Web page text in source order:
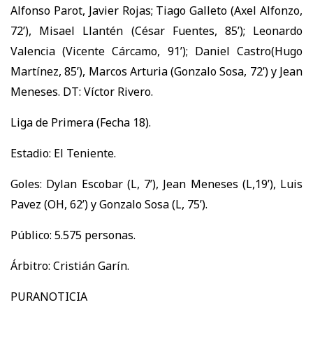
Alfonso Parot, Javier Rojas; Tiago Galleto (Axel Alfonzo,
72’), Misael Llantén (César Fuentes, 85’); Leonardo
Valencia (Vicente Cárcamo, 91’); Daniel Castro(Hugo
Martínez, 85’), Marcos Arturia (Gonzalo Sosa, 72’) y Jean
Meneses. DT: Víctor Rivero.
Liga de Primera (Fecha 18).
Estadio: El Teniente.
Goles: Dylan Escobar (L, 7’), Jean Meneses (L,19’), Luis
Pavez (OH, 62’) y Gonzalo Sosa (L, 75’).
Público: 5.575 personas.
Árbitro: Cristián Garín.
PURANOTICIA